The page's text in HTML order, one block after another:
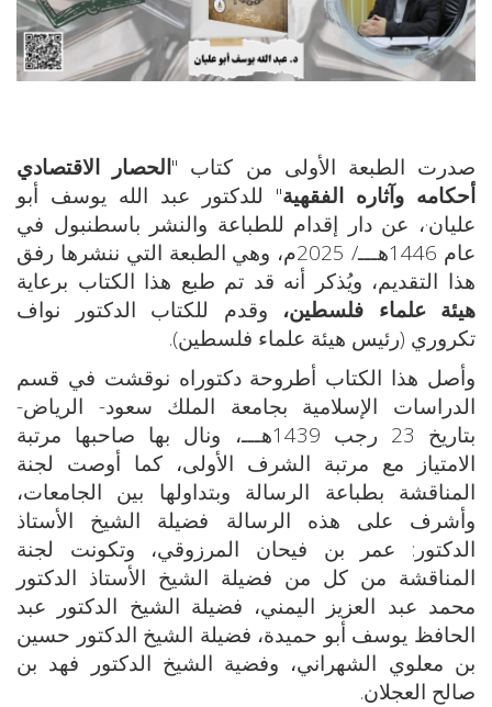
صدرت الطبعة الأولى من كتاب "الحصار الاقتصادي
أحكامه وآثاره الفقهية" للدكتور عبد الله يوسف أبو
عليان·، عن دار إقدام للطباعة والنشر باسطنبول في
عام 1446هـــ/ 2025م، وهي الطبعة التي ننشرها رفق
هذا التقديم، ويُذكر أنه قد تم طبع هذا الكتاب برعاية
هيئة علماء فلسطين، وقدم للكتاب الدكتور نواف
تكروري (رئيس هيئة علماء فلسطين).
وأصل هذا الكتاب أطروحة دكتوراه نوقشت في قسم
الدراسات الإسلامية بجامعة الملك سعود- الرياض-
بتاريخ 23 رجب 1439هـــ، ونال بها صاحبها مرتبة
الامتياز مع مرتبة الشرف الأولى، كما أوصت لجنة
المناقشة بطباعة الرسالة وبتداولها بين الجامعات،
وأشرف على هذه الرسالة فضيلة الشيخ الأستاذ
الدكتور: عمر بن فيحان المرزوقي، وتكونت لجنة
المناقشة من كل من فضيلة الشيخ الأستاذ الدكتور
محمد عبد العزيز اليمني، فضيلة الشيخ الدكتور عبد
الحافظ يوسف أبو حميدة، فضيلة الشيخ الدكتور حسين
بن معلوي الشهراني، وفضية الشيخ الدكتور فهد بن
صالح العجلان.